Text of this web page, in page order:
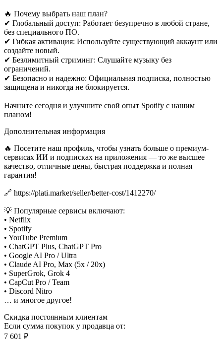
🔥 Почему выбрать наш план?
✔ Глобальный доступ: Работает безупречно в любой стране,
без специального ПО.
✔ Гибкая активация: Используйте существующий аккаунт или
создайте новый.
✔ Безлимитный стриминг: Слушайте музыку без
ограничений.
✔ Безопасно и надежно: Официальная подписка, полностью
защищена и никогда не блокируется.
Начните сегодня и улучшите свой опыт Spotify с нашим
планом!
Дополнительная информация
🔥 Посетите наш профиль, чтобы узнать больше о премиум-
сервисах ИИ и подписках на приложения — то же высшее
качество, отличные цены, быстрая поддержка и полная
гарантия!
🔗 https://plati.market/seller/better-cost/1412270/
💡 Популярные сервисы включают:
• Netflix
• Spotify
• YouTube Premium
• ChatGPT Plus, ChatGPT Pro
• Google AI Pro / Ultra
• Claude AI Pro, Max (5x / 20x)
• SuperGrok, Grok 4
• CapCut Pro / Team
• Discord Nitro
… и многое другое!
Скидка постоянным клиентам
Если сумма покупок у продавца от:
7 601 ₽